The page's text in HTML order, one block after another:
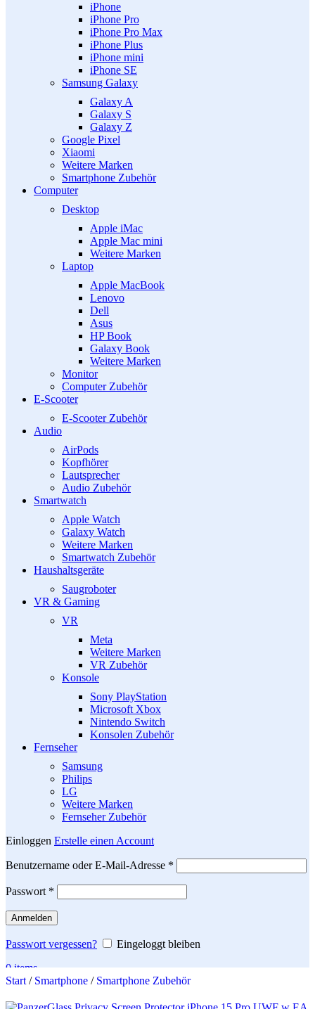
iPhone
iPhone Pro
iPhone Pro Max
iPhone Plus
iPhone mini
iPhone SE
Samsung Galaxy
Galaxy A
Galaxy S
Galaxy Z
Google Pixel
Xiaomi
Weitere Marken
Smartphone Zubehör
Computer
Desktop
Apple iMac
Apple Mac mini
Weitere Marken
Laptop
Apple MacBook
Lenovo
Dell
Asus
HP Book
Galaxy Book
Weitere Marken
Monitor
Computer Zubehör
E-Scooter
E-Scooter Zubehör
Audio
AirPods
Kopfhörer
Lautsprecher
Audio Zubehör
Smartwatch
Apple Watch
Galaxy Watch
Weitere Marken
Smartwatch Zubehör
Haushaltsgeräte
Saugroboter
VR & Gaming
VR
Meta
Weitere Marken
VR Zubehör
Konsole
Sony PlayStation
Microsoft Xbox
Nintendo Switch
Konsolen Zubehör
Fernseher
Samsung
Philips
LG
Weitere Marken
Fernseher Zubehör
Einloggen Erstelle einen Account
Benutzername oder E-Mail-Adresse *
Passwort *
Anmelden
Passwort vergessen?
Eingeloggt bleiben
0items
Search
Start / Smartphone / Smartphone Zubehör